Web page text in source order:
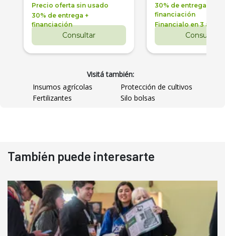
Precio oferta sin usado
30% de entrega +
financiación
Consultar
30% de entrega +
financiación
Financialo en 3 años
Consultar
Visitá también:
Insumos agrícolas
Protección de cultivos
Fertilizantes
Silo bolsas
También puede interesarte